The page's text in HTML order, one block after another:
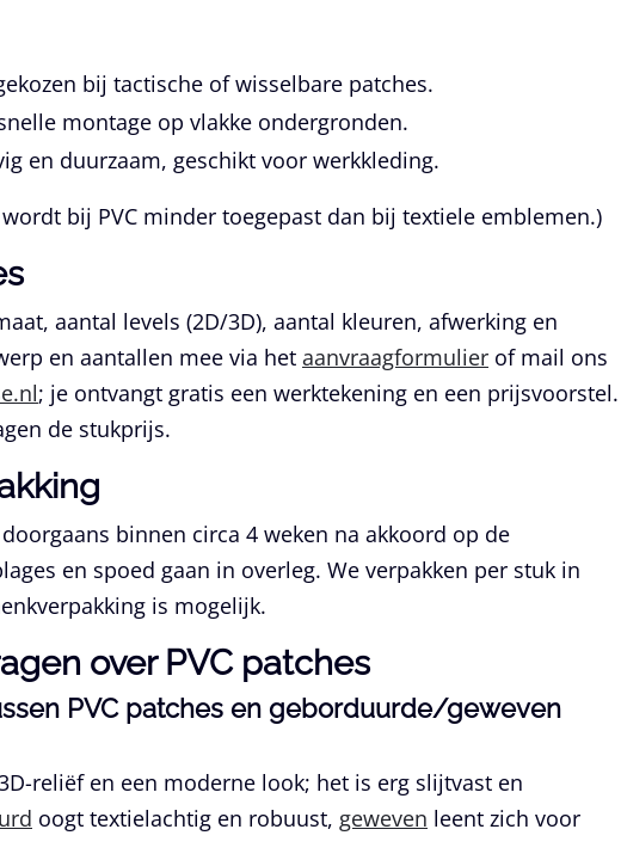
bij tactische of wisselbare patches.
montage op vlakke ondergronden.
en duurzaam, geschikt voor werkkleding.
bij PVC minder toegepast dan bij textiele emblemen.)
aantal levels (2D/3D), aantal kleuren, afwerking en
en aantallen mee via het aanvraagformulier of mail ons
; je ontvangt gratis een werktekening en een prijsvoorstel.
de stukprijs.
binnen circa 4 weken na akkoord op de
en spoed gaan in overleg. We verpakken per stuk in
is mogelijk.
over PVC patches
PVC patches en geborduurde/geweven
reliëf en een moderne look; het is erg slijtvast en
oogt textielachtig en robuust, geweven leent zich voor